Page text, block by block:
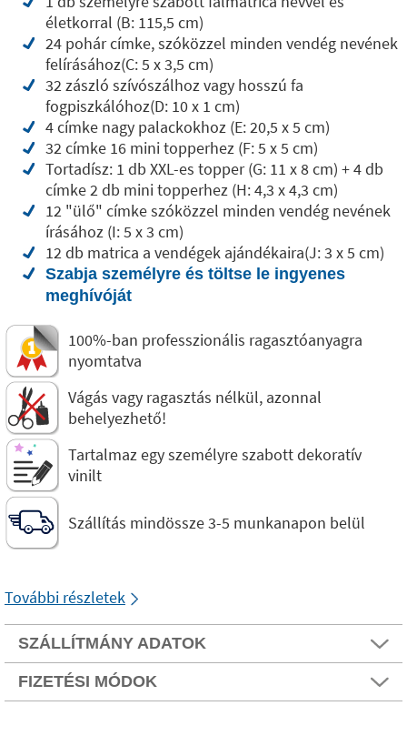
életkorral (B: 115,5 cm)
24 pohár címke, szóközzel minden vendég nevének
felírásához(C: 5 x 3,5 cm)
32 zászló szívószálhoz vagy hosszú fa
fogpiszkálóhoz(D: 10 x 1 cm)
4 címke nagy palackokhoz (E: 20,5 x 5 cm)
32 címke 16 mini topperhez (F: 5 x 5 cm)
Tortadísz: 1 db XXL-es topper (G: 11 x 8 cm) + 4 db
címke 2 db mini topperhez (H: 4,3 x 4,3 cm)
12 "ülő" címke szóközzel minden vendég nevének
írásához (I: 5 x 3 cm)
12 db matrica a vendégek ajándékaira(J: 3 x 5 cm)
Szabja személyre és töltse le ingyenes
meghívóját
100%-ban professzionális ragasztóanyagra
nyomtatva
Vágás vagy ragasztás nélkül, azonnal
behelyezhető!
Tartalmaz egy személyre szabott dekoratív
vinilt
Szállítás mindössze 3-5 munkanapon belül
További részletek
SZÁLLÍTMÁNY ADATOK
FIZETÉSI MÓDOK